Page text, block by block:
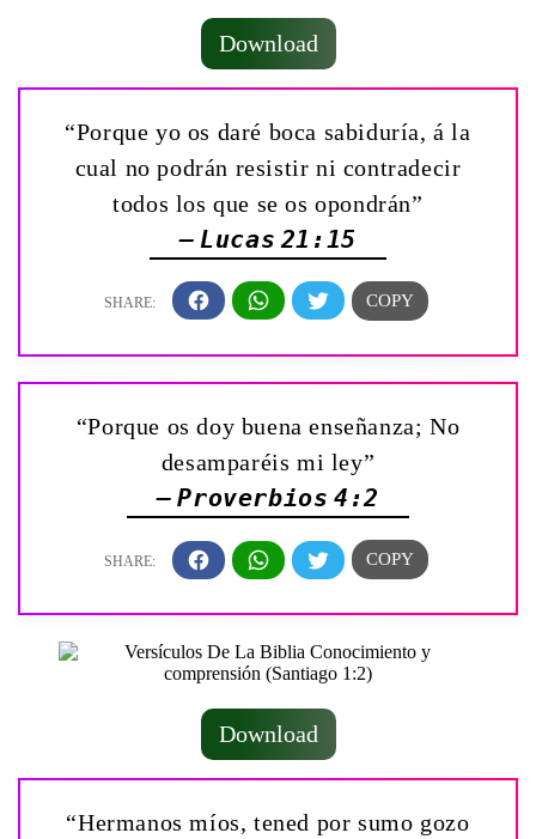
Download
“Porque yo os daré boca sabiduría, á la
cual no podrán resistir ni contradecir
todos los que se os opondrán”
— Lucas 21:15
“Porque os doy buena enseñanza; No
desamparéis mi ley”
— Proverbios 4:2
Download
“Hermanos míos, tened por sumo gozo